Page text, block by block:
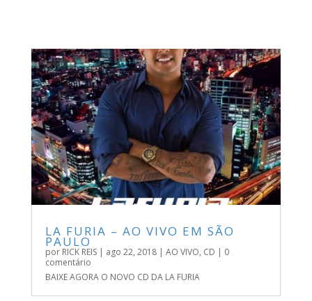
LA FURIA – AO VIVO EM SÃO
PAULO
por RICK REIS| ago 22, 2018| AO VIVO, CD | 0
comentário
BAIXE AGORA O NOVO CD DA LA FURIA